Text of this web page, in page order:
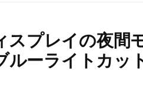
スプレイの夜間
ルーライトカッ